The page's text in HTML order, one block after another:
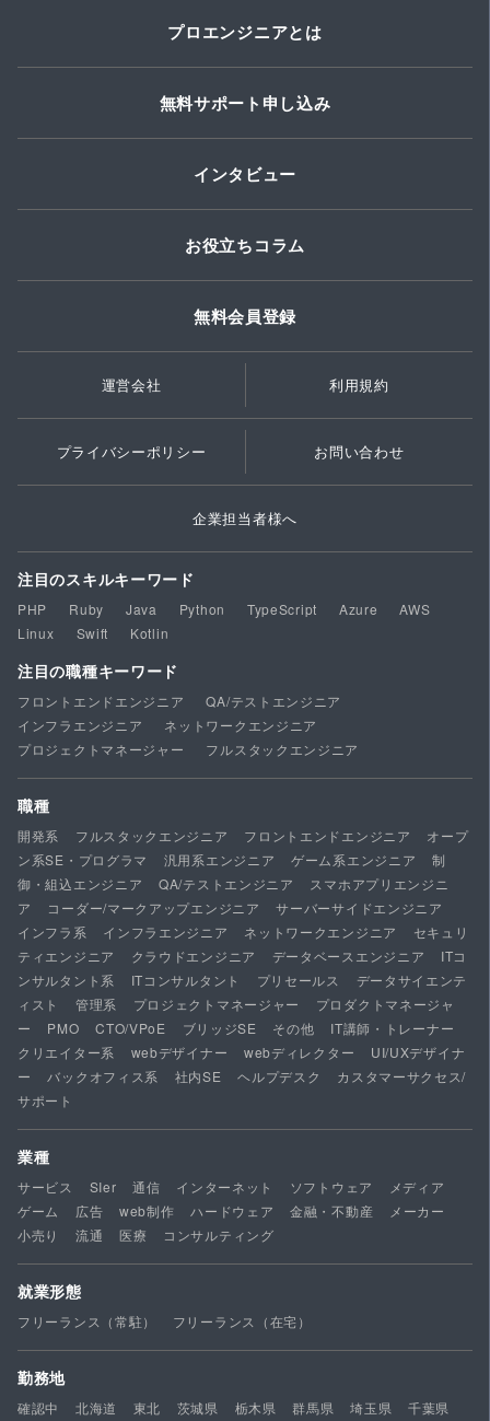
プロエンジニアとは
無料サポート申し込み
インタビュー
お役立ちコラム
無料会員登録
運営会社 利用規約
プライバシーポリシー お問い合わせ
企業担当者様へ
注目のスキルキーワード
PHP Ruby Java Python TypeScript Azure
AWS
Linux
Swift Kotlin
注目の職種キーワード
フロントエンドエンジニア
QA/テストエンジニア
インフラエンジニア
ネットワークエンジニア
プロジェクトマネージャー
フルスタックエンジニア
職種
開発系 フルスタックエンジニア フロントエンドエンジニア
オープ
ン系SE・プログラマ
汎用系エンジニア ゲーム系エンジニア
制
御・組込エンジニア
QA/テストエンジニア
スマホアプリエンジニ
ア
コーダー/マークアップエンジニア
サーバーサイドエンジニア
インフラ系
インフラエンジニア ネットワークエンジニア
セキュリ
ティエンジニア
クラウドエンジニア データベースエンジニア
ITコ
ンサルタント系
ITコンサルタント プリセールス
データサイエンテ
ィスト
管理系 プロジェクトマネージャー
プロダクトマネージャ
ー
PMO CTO/VPoE ブリッジSE その他
IT講師・トレーナー
クリエイター系
webデザイナー webディレクター
UI/UXデザイナ
ー
バックオフィス系 社内SE ヘルプデスク
カスタマーサクセス/
サポート
業種
サービス SIer 通信 インターネット ソフトウェア
メディア
ゲーム
広告 web制作 ハードウェア 金融・不動産
メーカー
小売り
流通 医療 コンサルティング
就業形態
フリーランス（常駐） フリーランス（在宅）
勤務地
確認中 北海道 東北 茨城県 栃木県 群馬県 埼玉県
千葉県